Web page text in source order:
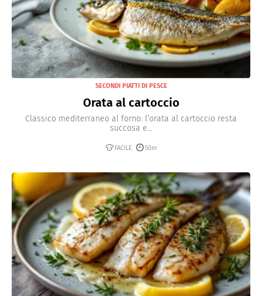
SECONDI PIATTI DI PESCE
Orata al cartoccio
Classico mediterraneo al forno: l’orata al cartoccio resta
succosa e...
FACILE 50m